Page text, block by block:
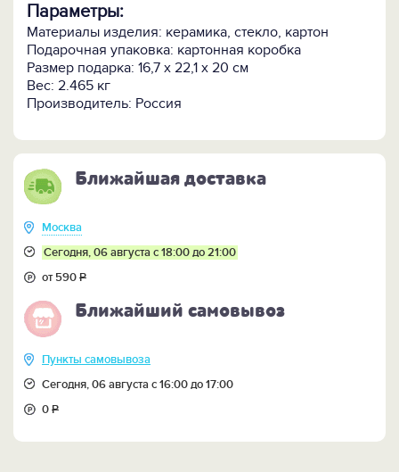
Параметры:
Материалы изделия: керамика, стекло, картон
Подарочная упаковка: картонная коробка
Размер подарка: 16,7 х 22,1 х 20 см
Вес: 2.465 кг
Производитель: Россия
Ближайшая доставка
Москва
Сегодня, 06 августа с 18:00 до 21:00
от 590Р
Ближайший самовывоз
Пункты самовывоза
Сегодня, 06 августа с 16:00 до 17:00
0Р